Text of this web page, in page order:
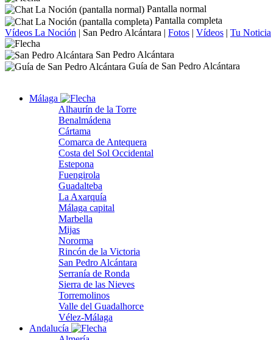
Pantalla normal
Pantalla completa
Vídeos La Noción | San Pedro Alcántara | Fotos | Vídeos | Tu Noticia
San Pedro Alcántara
Guía de San Pedro Alcántara
Málaga
Alhaurín de la Torre
Benalmádena
Cártama
Comarca de Antequera
Costa del Sol Occidental
Estepona
Fuengirola
Guadalteba
La Axarquía
Málaga capital
Marbella
Mijas
Nororma
Rincón de la Victoria
San Pedro Alcántara
Serranía de Ronda
Sierra de las Nieves
Torremolinos
Valle del Guadalhorce
Vélez-Málaga
Andalucía